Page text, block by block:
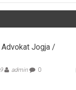
Advokat Jogja /
admin 0